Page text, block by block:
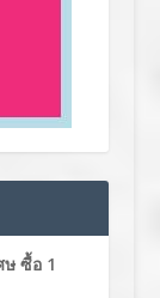
ซื้อ 1